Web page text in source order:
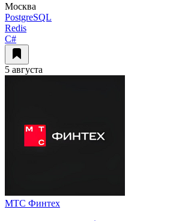
Москва
PostgreSQL
Redis
C#
5 августа
МТС Финтех